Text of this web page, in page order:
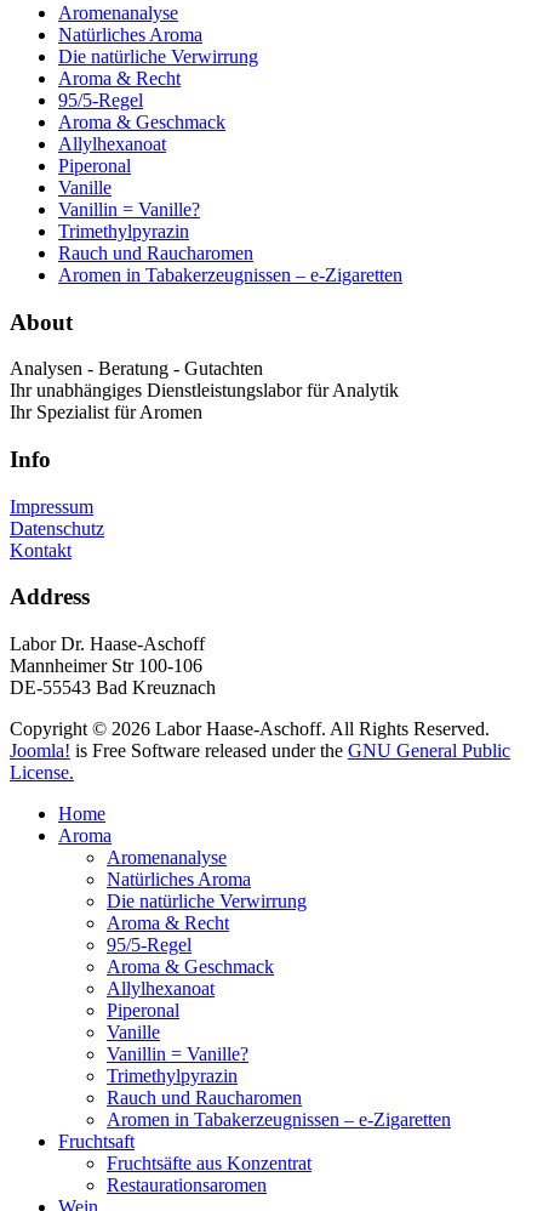
Aromenanalyse
Natürliches Aroma
Die natürliche Verwirrung
Aroma & Recht
95/5-Regel
Aroma & Geschmack
Allylhexanoat
Piperonal
Vanille
Vanillin = Vanille?
Trimethylpyrazin
Rauch und Raucharomen
Aromen in Tabakerzeugnissen – e-Zigaretten
About
Analysen - Beratung - Gutachten
Ihr unabhängiges Dienstleistungslabor für Analytik
Ihr Spezialist für Aromen
Info
Impressum
Datenschutz
Kontakt
Address
Labor Dr. Haase-Aschoff
Mannheimer Str 100-106
DE-55543 Bad Kreuznach
Copyright © 2026 Labor Haase-Aschoff. All Rights Reserved.
Joomla! is Free Software released under the GNU General Public
License.
Home
Aroma
Aromenanalyse
Natürliches Aroma
Die natürliche Verwirrung
Aroma & Recht
95/5-Regel
Aroma & Geschmack
Allylhexanoat
Piperonal
Vanille
Vanillin = Vanille?
Trimethylpyrazin
Rauch und Raucharomen
Aromen in Tabakerzeugnissen – e-Zigaretten
Fruchtsaft
Fruchtsäfte aus Konzentrat
Restaurationsaromen